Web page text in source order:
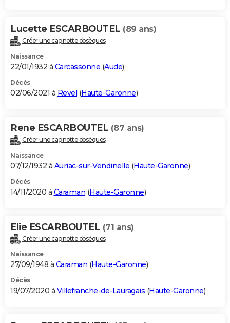
Bricolage
Lifestyle
Culture
Sport
Auto
Television
Voyage
Cinema
Lucette ESCARBOUTEL (89 ans)
Créer une cagnotte obsèques
Naissance
22/01/1932 à Carcassonne (Aude)
Décès
02/06/2021 à Revel (Haute-Garonne)
Rene ESCARBOUTEL (87 ans)
Créer une cagnotte obsèques
Naissance
07/12/1932 à Auriac-sur-Vendinelle (Haute-Garonne)
Décès
14/11/2020 à Caraman (Haute-Garonne)
Elie ESCARBOUTEL (71 ans)
Créer une cagnotte obsèques
Naissance
27/09/1948 à Caraman (Haute-Garonne)
Décès
19/07/2020 à Villefranche-de-Lauragais (Haute-Garonne)